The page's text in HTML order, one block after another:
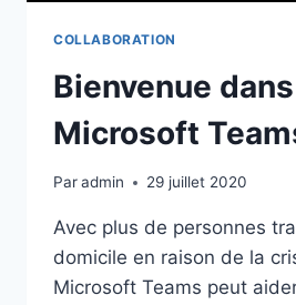
COLLABORATION
Bienvenue dans
Microsoft
Paradmin 29 juillet 2020
Avec plus de personnes
domicile en raison de la
Microsoft Teams peut